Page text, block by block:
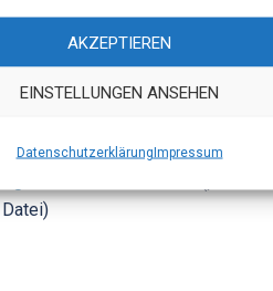
AKZEPTIEREN
EINSTELLUNGEN ANSEHEN
DatenschutzerklärungImpressum
Datei)